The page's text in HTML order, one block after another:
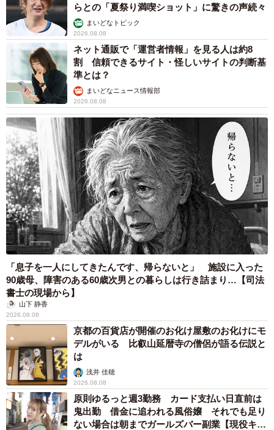
らとの「夏祭り満喫ショット」に驚きの声続々
まいどなトピック
2026.08.08
ネット通販で「運営者情報」を見る人は約8
割 信頼できるサイト・怪しいサイトの判断基
準とは？
まいどなニュース情報部
2026.08.08
「息子を一人にしてきたんです、帰らないと」 施設に入った
90歳母、障害のある60歳次男との暮らしは行き詰まり…【司法
書士の現場から】
山下 静香
2026.08.08
京都の百貨店が開催のお化け屋敷のお化けにモ
デルがいる 比叡山延暦寺の僧侶が語る伝説と
は
浅井 佳穂
2026.08.08
原則ゆるっと週3勤務 カード支払い日直前は
鬼出勤 借金に追われる風俗嬢 それでも足り
ない場合は朝までガールズバー副業【現役キャ